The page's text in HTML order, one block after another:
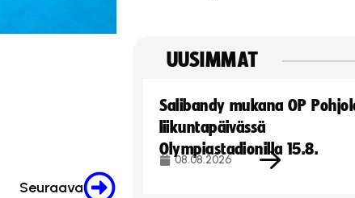
Seuraava
UUSIMMAT
Salibandy mukana OP
liikuntapäivässä
Olympiastadionilla 15.8.
08.08.2026